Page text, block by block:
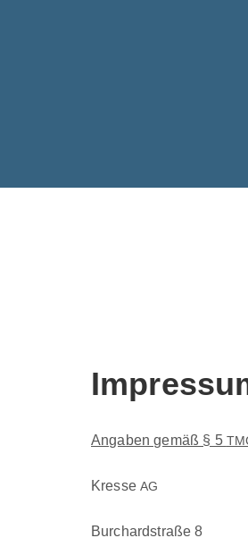
Angaben gemäß § 5
KresseAG
Bur­chard­straße 8